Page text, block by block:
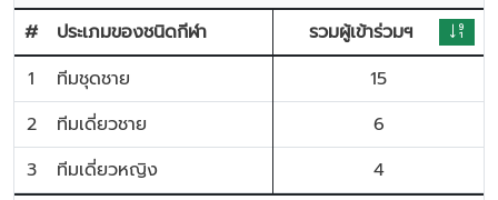
#
ประเภมของชนิดกีฬา
รวมผู้เข้าร่วมฯ
1
ทีมชุดชาย
15
2
ทีมเดี่ยวชาย
6
3
ทีมเดี่ยวหญิง 4